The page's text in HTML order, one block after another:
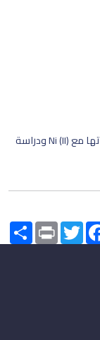
تحضير وتوصيف N-Heterocyclic Carbene و ومعقداتها مع Ni (II) ودراسة
Share PrintTwitter